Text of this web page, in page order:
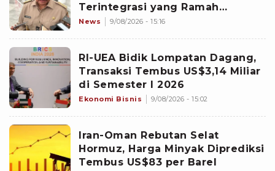
Terintegrasi yang Ramah
Disabilitas
News 9/08/2026 - 15:16
RI-UEA Bidik Lompatan Dagang,
Transaksi Tembus US$3,14 Miliar
di Semester I 2026
Ekonomi Bisnis 9/08/2026 - 15:02
Iran-Oman Rebutan Selat
Hormuz, Harga Minyak Diprediksi
Tembus US$83 per Barel